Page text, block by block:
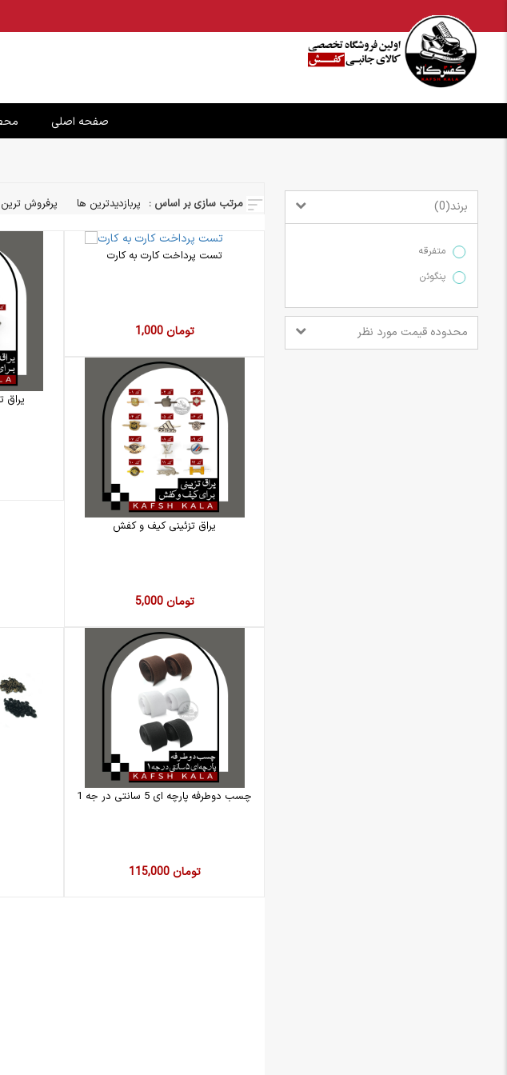
صفحه اصلی
مرتب سازی بر اساس : پربازدیدترین ها پرفروش
یراق
تست پرداخت کارت به کارت
1,000 تومان
یراق تزئینی کیف و کفش
5,000 تومان
چسب دوطرفه پارچه ای 5 سانتی در جه 1
115,000 تومان
برند (0)
متفرقه
پنگوئن
محدوده قیمت مورد نظر